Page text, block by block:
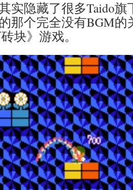
实隐藏了很多Taido
那个完全没有BGM
块》游戏。